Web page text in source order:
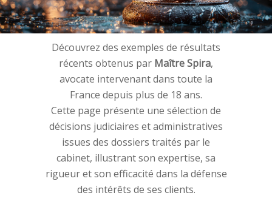
Découvrez des exemples de résultats
récents obtenus par Maître Spira,
avocate intervenant dans toute la
France depuis plus de 18 ans.
Cette page présente une sélection de
décisions judiciaires et administratives
issues des dossiers traités par le
cabinet, illustrant son expertise, sa
rigueur et son efficacité dans la défense
des intérêts de ses clients.